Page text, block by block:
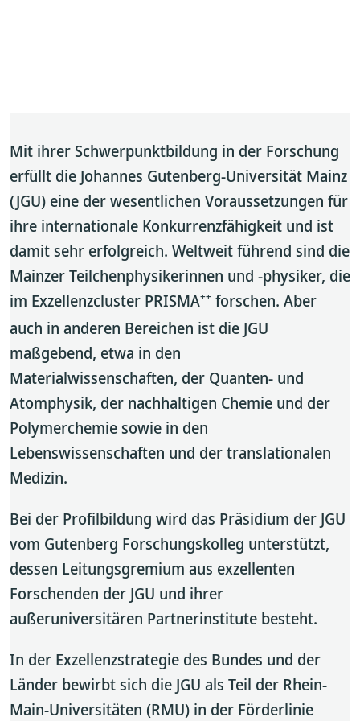
Mit ihrer Schwerpunktbildung in der Forschung
erfüllt die Johannes Gutenberg-Universität Mainz
(JGU) eine der wesentlichen Voraussetzungen für
ihre internationale Konkurrenzfähigkeit und ist
damit sehr erfolgreich. Weltweit führend sind die
Mainzer Teilchenphysikerinnen und -physiker, die
im Exzellenzcluster PRISMA++ forschen. Aber
auch in anderen Bereichen ist die JGU
maßgebend, etwa in den
Materialwissenschaften, der Quanten- und
Atomphysik, der nachhaltigen Chemie und der
Polymerchemie sowie in den
Lebenswissenschaften und der translationalen
Medizin.
Bei der Profilbildung wird das Präsidium der JGU
vom Gutenberg Forschungskolleg unterstützt,
dessen Leitungsgremium aus exzellenten
Forschenden der JGU und ihrer
außeruniversitären Partnerinstitute besteht.
In der Exzellenzstrategie des Bundes und der
Länder bewirbt sich die JGU als Teil der Rhein-
Main-Universitäten (RMU) in der Förderlinie